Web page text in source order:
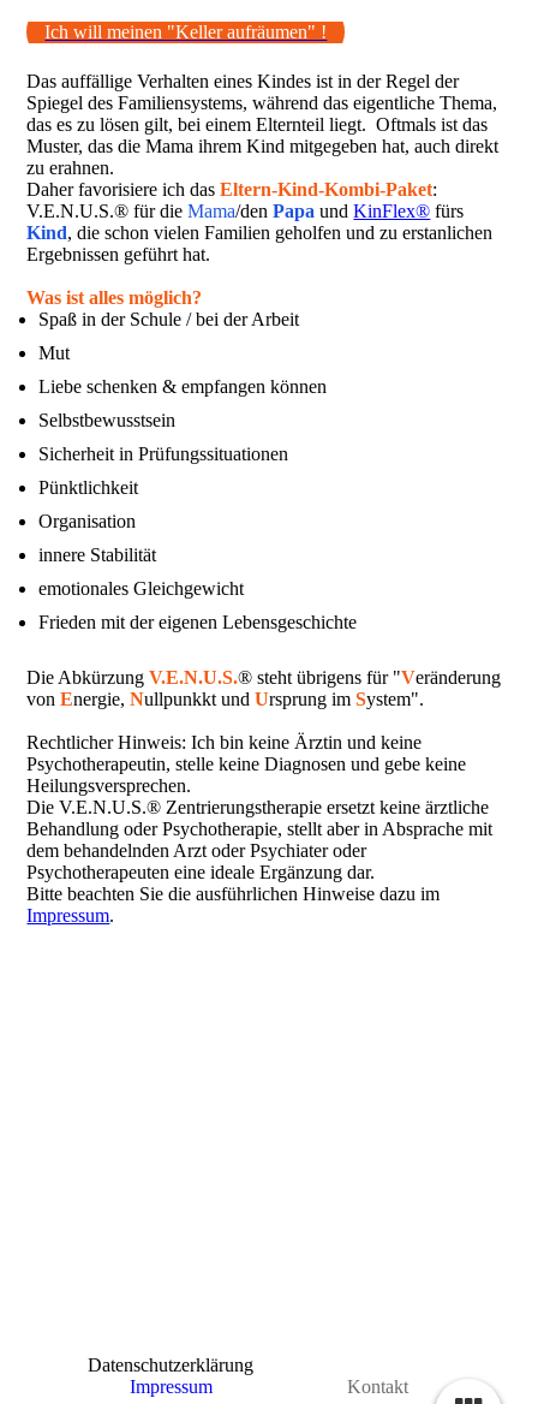
Ich will meinen "Keller aufräumen" !
Das auffällige Verhalten eines Kindes ist in der Regel der
Spiegel des Familiensystems, während das eigentliche Thema,
das es zu lösen gilt, bei einem Elternteil liegt. Oftmals ist das
Muster, das die Mama ihrem Kind mitgegeben hat, auch direkt
zu erahnen.
Daher favorisiere ich dasEltern-Kind-Kombi-Paket:
V.E.N.U.S.® für dieMama/denPapa undKinFlex® fürs
Kind, die schon vielen Familien geholfen und zu erstanlichen
Ergebnissen geführt hat.
Was ist alles möglich?
Spaß in der Schule / bei der Arbeit
Mut
Liebe schenken & empfangen können
Selbstbewusstsein
Sicherheit in Prüfungssituationen
Pünktlichkeit
Organisation
innere Stabilität
emotionales Gleichgewicht
Frieden mit der eigenen Lebensgeschichte
Die AbkürzungV.E.N.U.S.® steht übrigens für "Veränderung
vonEnergie,Nullpunkkt undUrsprung imSystem".
Rechtlicher Hinweis: Ich bin keine Ärztin und keine
Psychotherapeutin, stelle keine Diagnosen und gebe keine
Heilungsversprechen.
Die V.E.N.U.S.® Zentrierungstherapie ersetzt keine ärztliche
Behandlung oder Psychotherapie, stellt aber in Absprache mit
dem behandelnden Arzt oder Psychiater oder
Psychotherapeuten eine ideale Ergänzung dar.
Bitte beachten Sie die ausführlichen Hinweise dazu im
Impressum.
Datenschutzerklärung
Impressum
Kontakt